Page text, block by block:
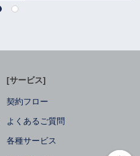
[サービス]
契約フロー
よくあるご質問
各種サービス